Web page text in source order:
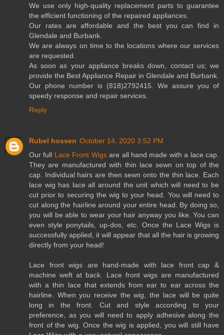
We use only high-quality replacement parts to guarantee
the efficient functioning of the repaired appliances.
Our rates are affordable and the best you can find in
Glendale and Burbank.
We are always on time to the locations where our services
are requested.
As soon as your appliance breaks down, contact us; we
provide the Best Appliance Repair in Glendale and Burbank.
Our phone number is (818)2792415. We assure you of
speedy response and repair services.
Reply
Rubel hossen October 14, 2020 3:52 PM
Our full Lace Front Wigsare all hand made with a lace cap.
They are manufactured with thin lace sewn on top of the
cap. Individual hairs are then sewn onto the thin lace. Each
lace wig has lace all around the unit which will need to be
cut prior to securing the wig to your head. You will need to
cut along the hairline around your entire head. By doing so,
you will be able to wear your hair anyway you like. You can
even style ponytails, up-dos, etc. Once the Lace Wigs is
successfully applied, it will appear that all the hair is growing
directly from your head!
Lace front wigs are hand-made with lace front cap &
machine weft at back. Lace front wigs are manufactured
with a thin lace that extends from ear to ear across the
hairline. When you receive the wig, the lace will be quite
long in the front. Cut and style according to your
preference, as you will need to apply adhesive along the
front of the wig. Once the wig is applied, you will still have